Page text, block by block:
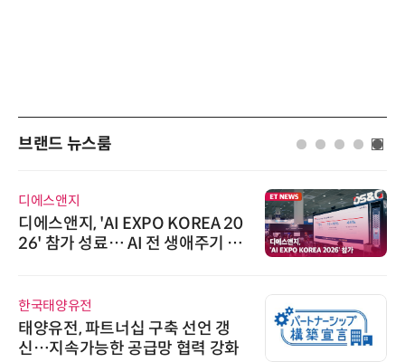
브랜드 뉴스룸
디에스앤지
디에스앤지, 'AI EXPO KOREA 20
26' 참가 성료… AI 전 생애주기 아
한국태양유전
태양유전, 파트너십 구축 선언 갱
신…지속가능한 공급망 협력 강화